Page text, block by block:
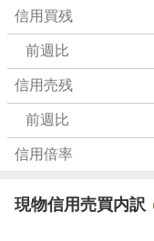
0
%
信用買残
前週比
信用売残
前週比
信用倍率
現物信用売買内訳